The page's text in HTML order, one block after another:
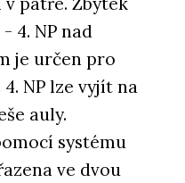
4. NP nad
je určen pro
NP lze vyjít na
auly.
systému
ve dvou